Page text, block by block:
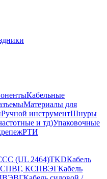
Кабельные
Материалы для
Ручной инструментШнуры
и тд)Упаковочные
РТИ
(UL 2464)TKDКабель
КСПВЭГКабель